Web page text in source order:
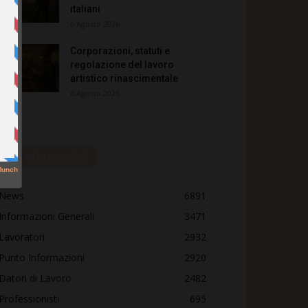
italiani
Corporazioni, statuti e
regolazione del lavoro
artistico rinascimentale
Categorie popolari
News
6891
Informazioni Generali
3471
Lavoratori
2932
Punto Informazioni
2920
Datori di Lavoro
2482
Professionisti
695